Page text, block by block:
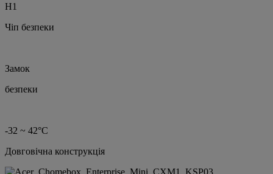
H1
Чіп безпеки
Замок
безпеки
-32 ~ 42°C
Довговічна конструкція